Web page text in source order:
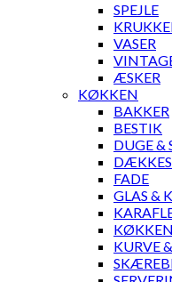
SPEJLE
VASER
ÆSKER
KØKKEN
BAKKER
BESTIK
DUGE &
FADE
GLAS &
KØKKEN
KURVE